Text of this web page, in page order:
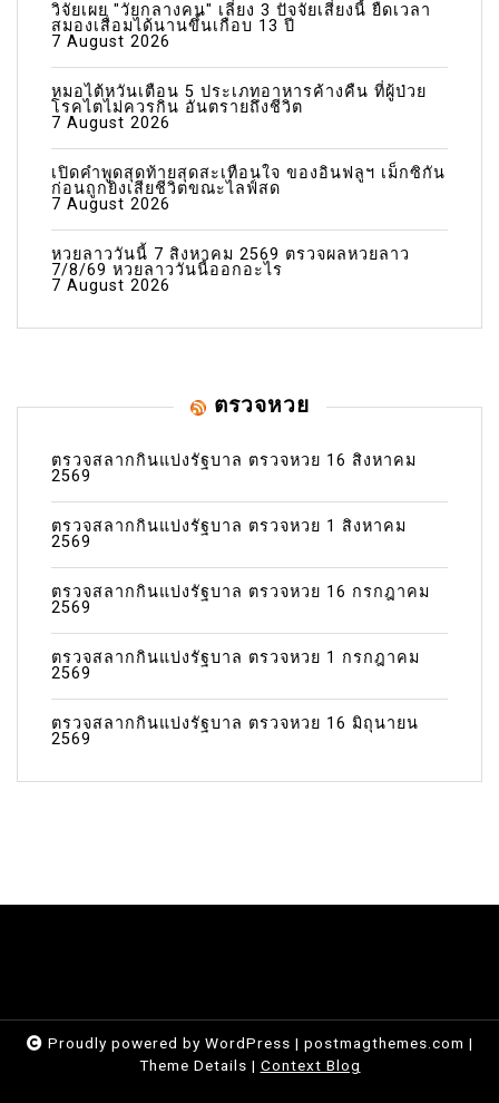
วิจัยเผย "วัยกลางคน" เลี่ยง 3 ปัจจัยเสี่ยงนี้ ยืดเวลา
สมองเสื่อมได้นานขึ้นเกือบ 13 ปี
7 August 2026
หมอไต้หวันเตือน 5 ประเภทอาหารค้างคืน ที่ผู้ป่วย
โรคไตไม่ควรกิน อันตรายถึงชีวิต
7 August 2026
เปิดคำพูดสุดท้ายสุดสะเทือนใจ ของอินฟลูฯ เม็กซิกัน
ก่อนถูกยิงเสียชีวิตขณะไลฟ์สด
7 August 2026
หวยลาววันนี้ 7 สิงหาคม 2569 ตรวจผลหวยลาว
7/8/69 หวยลาววันนี้ออกอะไร
7 August 2026
ตรวจหวย
ตรวจสลากกินแบ่งรัฐบาล ตรวจหวย 16 สิงหาคม
2569
ตรวจสลากกินแบ่งรัฐบาล ตรวจหวย 1 สิงหาคม
2569
ตรวจสลากกินแบ่งรัฐบาล ตรวจหวย 16 กรกฎาคม
2569
ตรวจสลากกินแบ่งรัฐบาล ตรวจหวย 1 กรกฎาคม
2569
ตรวจสลากกินแบ่งรัฐบาล ตรวจหวย 16 มิถุนายน
2569
Proudly powered by WordPress | postmagthemes.com |
Theme Details | Context Blog